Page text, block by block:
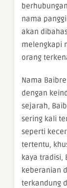
nama
akan
melengkapi
orang
Nama
dengan
sejarah,
sering kali
seperti
tertentu,
kaya tradisi,
keberanian
terkandung